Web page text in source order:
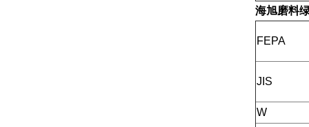
海旭磨料
FEPA
JIS
W